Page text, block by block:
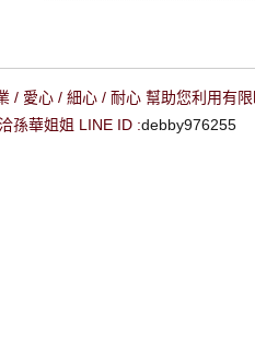
/ 愛心 / 細心 / 耐心 幫助您利用有
孫華姐姐 LINE ID :debby976255